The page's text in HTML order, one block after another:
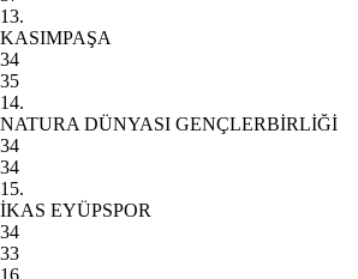
13.
KASIMPAŞA
34
35
14.
NATURA DÜNYASI GENÇLERBİRLİĞİ
34
34
15.
İKAS EYÜPSPOR
34
33